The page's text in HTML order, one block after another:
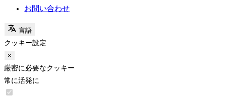
お問い合わせ
言語
クッキー設定
×
厳密に必要なクッキー
常に活発に